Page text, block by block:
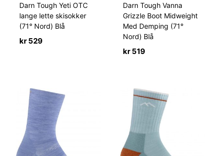
Darn Tough Yeti OTC
lange lette skisokker
(71° Nord) Blå
kr 529
Darn Tough Vanna
Grizzle Boot Midweight
Med Demping (71°
Nord) Blå
kr 519